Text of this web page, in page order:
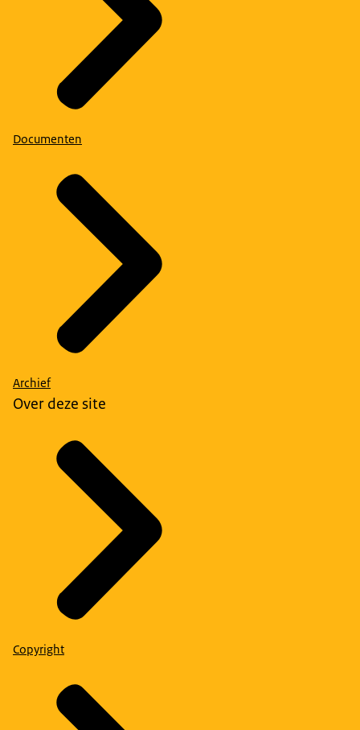
Documenten
Archief
Over deze site
Copyright